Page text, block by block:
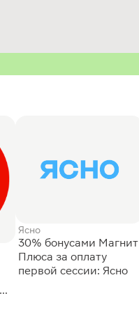
Ясно
30% бонусами Магнит
Плюса за оплату
первой сессии: Ясно